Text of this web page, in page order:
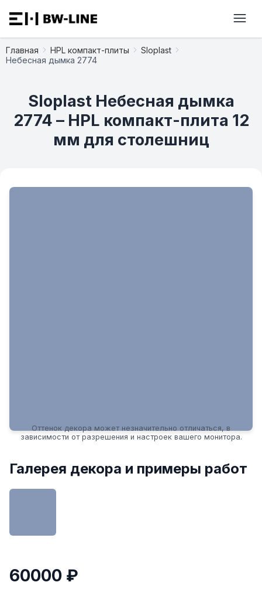
Главная HPL компакт-плиты
Sloplast
Небесная дымка 2774
Sloplast Небесная дымка
2774 – HPL компакт-плита 12
мм для столешниц
Оттенок декора может незначительно отличаться, в
зависимости от разрешения и настроек вашего монитора.
Галерея декора и примеры работ
60000 ₽